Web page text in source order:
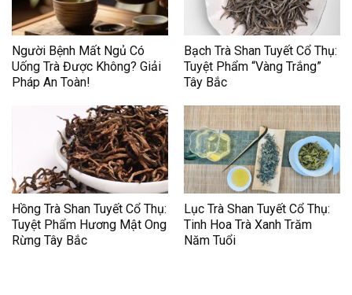
Người Bệnh Mất Ngủ Có
Uống Trà Được Không? Giải
Pháp An Toàn!
Bạch Trà Shan Tuyết Cổ Thụ:
Tuyệt Phẩm “Vàng Trắng”
Tây Bắc
Hồng Trà Shan Tuyết Cổ Thụ:
Tuyệt Phẩm Hương Mật Ong
Rừng Tây Bắc
Lục Trà Shan Tuyết Cổ Thụ:
Tinh Hoa Trà Xanh Trăm
Năm Tuổi